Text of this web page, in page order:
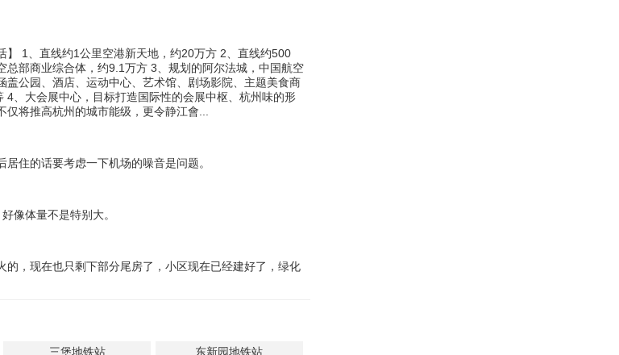
】 1、直线约1公里空港新天地，约20万方 2、直线约500
总部商业综合体，约9.1万方 3、规划的阿尔法城，中国航空
盖公园、酒店、运动中心、艺术馆、剧场影院、主题美食商
4、大会展中心，目标打造国际性的会展中枢、杭州味的形
将推高杭州的城市能级，更令静江會...
住的话要考虑一下机场的噪音是问题。
像体量不是特别大。
的，现在也只剩下部分尾房了，小区现在已经建好了，绿化
三堡地铁站 东新园地铁站